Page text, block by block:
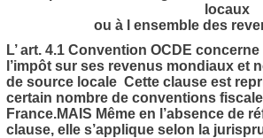
locaux
ou à l ensemble des
L’ art. 4.1 Convention OCDE
l’impôt sur ses revenus mondiaux et
de source locale Cette clause est
certain nombre de conventions
France.MAIS Même en l’absence de
clause, elle s’applique selon la